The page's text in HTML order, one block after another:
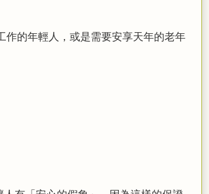
的年輕人，或是需要安享天年的老年